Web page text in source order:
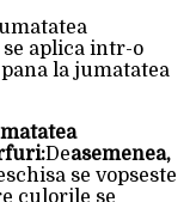
aplica intr-o
la jumatatea
Deasemenea,
se vopseste
culorile se